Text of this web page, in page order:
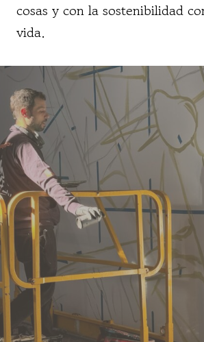
cosas y con la sostenibilidad
vida.